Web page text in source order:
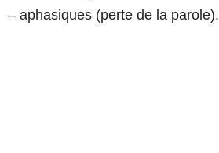
– aphasiques (perte de la parole).